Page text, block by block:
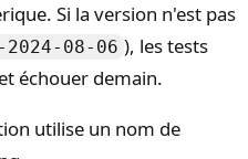
Si la version n'est pas
08-06 ), les tests
échouer demain.
utilise un nom de